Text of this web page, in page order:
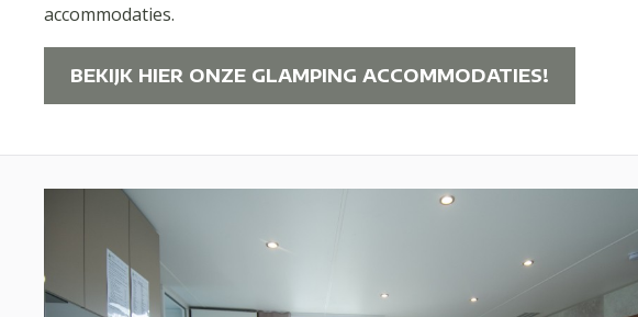
accommodaties.
BEKIJK HIER ONZE GLAMPING ACCOMMODATIES!